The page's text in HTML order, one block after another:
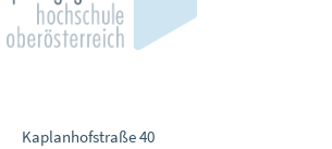
Kaplanhofstraße 40